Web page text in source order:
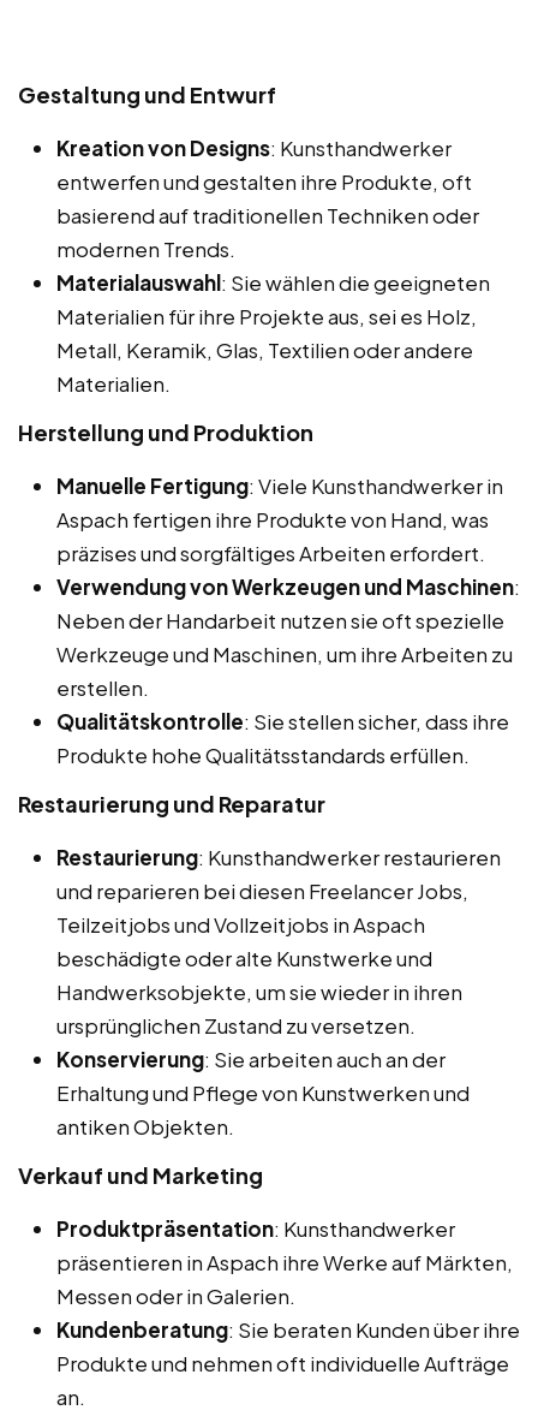
Gestaltung und Entwurf
Kreation von Designs: Kunsthandwerker
entwerfen und gestalten ihre Produkte, oft
basierend auf traditionellen Techniken oder
modernen Trends.
Materialauswahl: Sie wählen die geeigneten
Materialien für ihre Projekte aus, sei es Holz,
Metall, Keramik, Glas, Textilien oder andere
Materialien.
Herstellung und Produktion
Manuelle Fertigung: Viele Kunsthandwerker in
Aspach fertigen ihre Produkte von Hand, was
präzises und sorgfältiges Arbeiten erfordert.
Verwendung von Werkzeugen und Maschinen:
Neben der Handarbeit nutzen sie oft spezielle
Werkzeuge und Maschinen, um ihre Arbeiten zu
erstellen.
Qualitätskontrolle: Sie stellen sicher, dass ihre
Produkte hohe Qualitätsstandards erfüllen.
Restaurierung und Reparatur
Restaurierung: Kunsthandwerker restaurieren
und reparieren bei diesen Freelancer Jobs,
Teilzeitjobs und Vollzeitjobs in Aspach
beschädigte oder alte Kunstwerke und
Handwerksobjekte, um sie wieder in ihren
ursprünglichen Zustand zu versetzen.
Konservierung: Sie arbeiten auch an der
Erhaltung und Pflege von Kunstwerken und
antiken Objekten.
Verkauf und Marketing
Produktpräsentation: Kunsthandwerker
präsentieren in Aspach ihre Werke auf Märkten,
Messen oder in Galerien.
Kundenberatung: Sie beraten Kunden über ihre
Produkte und nehmen oft individuelle Aufträge
an.